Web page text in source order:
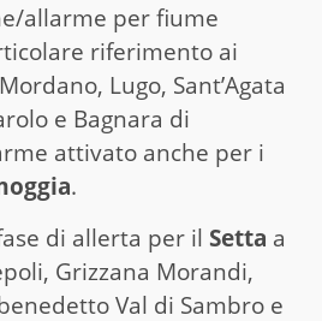
allarme per fiume
riferimento ai
Lugo, Sant’Agata
e Bagnara di
attivato anche per i
.
di allerta per il Setta a
Grizzana Morandi,
Val di Sambro e